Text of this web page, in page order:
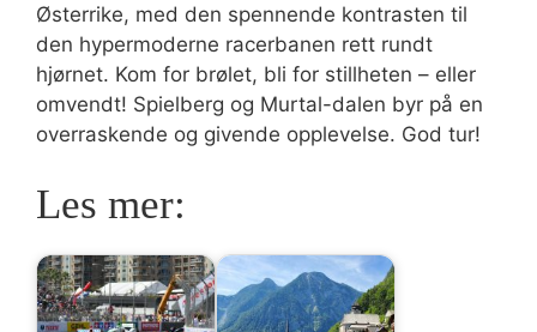
Østerrike, med den spennende kontrasten til
den hypermoderne racerbanen rett rundt
hjørnet. Kom for brølet, bli for stillheten – eller
omvendt! Spielberg og Murtal-dalen byr på en
overraskende og givende opplevelse. God tur!
Les mer: